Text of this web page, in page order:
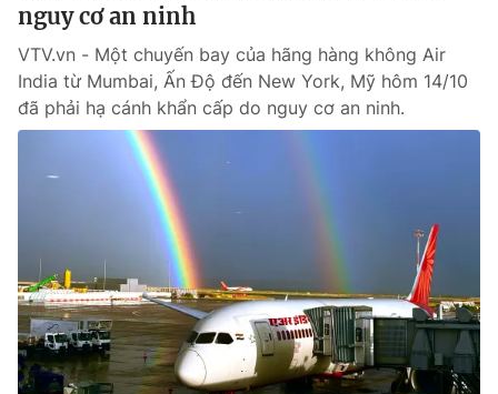
Emagazine
Photo Infographic
VTV Sức khoẻ Bất động sản
Thị trường 24h Tấm lòng Việt
nguy cơ an ninh
VTV.vn - Một chuyến bay của hãng hàng không Air
India từ Mumbai, Ấn Độ đến New York, Mỹ hôm 14/10
đã phải hạ cánh khẩn cấp do nguy cơ an ninh.